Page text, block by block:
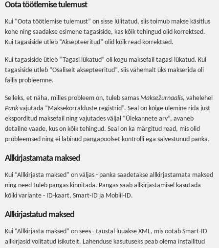
Oota töötlemise tulemust
Kui “Oota töötlemise tulemust” on sisse lülitatud, siis toimub makse käsitlus
kohe ning saadakse esimene tagasiside, kas kõik tehingud olid korrektsed.
Kui tagasiside ütleb “Aksepteeritud” olid kõik read korrektsed.
Kui tagasiside ütleb “Tagasi lükatud” oli kogu maksefail tagasi lükatud. Kui
tagasiside ütleb “Osaliselt aksepteeritud”, siis vähemalt üks makserida oli
failis probleemne.
Selleks, et näha, milles probleem on, tuleb samas Maksežurnaalis, vahelehel
Pankvajutada “Maksekorralduste registrid”. Seal on kõige ülemine rida just
eksporditud maksefail ning vajutades väljal “Ülekannete arv”, avaneb
detailne vaade, kus on kõik tehingud. Seal on ka märgitud read, mis olid
probleemsed ning ei läbinud pangapoolset kontrolli ega salvestunud panka.
Allkirjastamata maksed
Kui “Allkirjasta maksed” on väljas - panka saadetakse allkirjastamata maksed
ning need tuleb pangas kinnitada. Pangas saab allkirjastamisel kasutada
kõiki variante - ID-kaart, Smart-ID ja Mobiil-ID.
Allkirjastatud maksed
Kui “Allkirjasta maksed” on sees - taustal luuakse XML, mis ootab Smart-ID
allkirjasid volitatud isikutelt. Lahenduse kasutuseks peab olema installitud